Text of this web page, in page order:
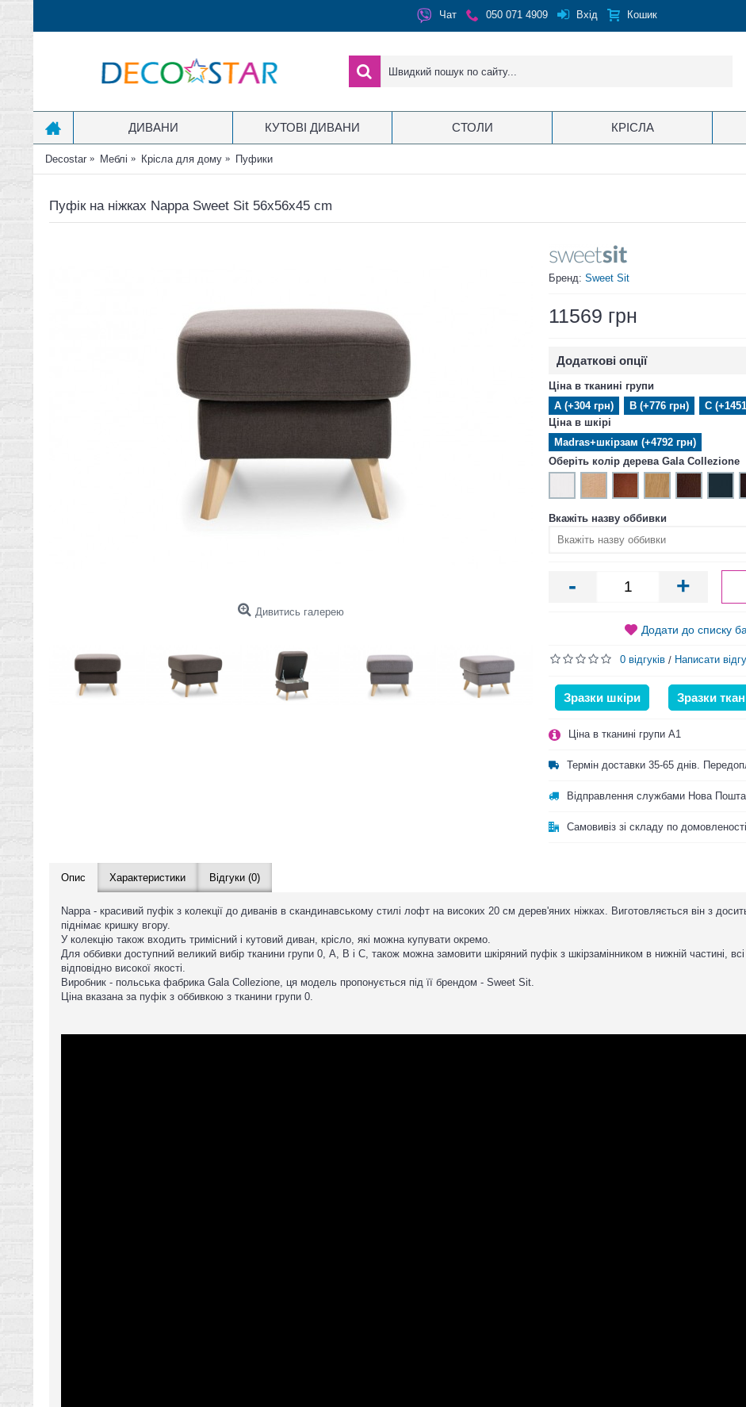
Чат 050 071 4909 Вхід Кошик
ДИВАНИ КУТОВІ ДИВАНИ СТОЛИ КРІСЛА
Decostar Меблі Крісла для дому Пуфики
Пуфік на ніжках Nappa Sweet Sit 56x56x45 cm
Дивитись галерею
Бренд: Sweet Sit
11569 грн
Додаткові опції
Ціна в тканині групи
А (+304 грн)
В (+776 грн) С
Ціна в шкірі
Madras+шкірзам (+4792 грн)
Оберіть колір дерева Gala Collezione
Вкажіть назву оббивки
- +
Додати до списку
0 відгуків / Написати
Зразки шкіри Зразки
Ціна в тканині групи A1
Термін доставки 35-65 днів.
Відправлення службами Нова
Самовивіз зі складу по домовленості
Опис Характеристики Відгуки (0)
Nappa - красивий пуфік з колекції до диванів в скандинавському стилі лофт на високих 20 см дерев'яних ніжках. Виготовляється він з
піднімає кришку вгору.
У колекцію також входить тримісний і кутовий диван, крісло, які можна купувати окремо.
Для оббивки доступний великий вибір тканини групи 0, А, B і C, також можна замовити шкіряний пуфік з шкірзамінником в нижній частині,
відповідно високої якості.
Виробник - польська фабрика Gala Collezione, ця модель пропонується під її брендом - Sweet Sit.
Ціна вказана за пуфік з оббивкою з тканини групи 0.